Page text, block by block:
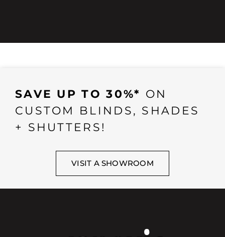
SAVE UP TO 30%* ON
CUSTOM BLINDS, SHADES
+ SHUTTERS!
VISIT A SHOWROOM